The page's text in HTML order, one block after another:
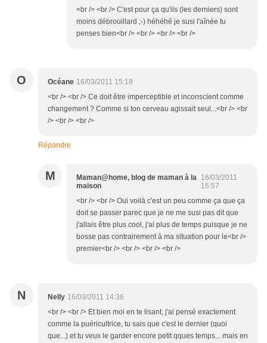
<br /> <br /> C'est pour ça qu'ils (les derniers) sont
moins débrouillard ;-) héhéhé je susi l'aînée tu
penses bien<br /> <br /> <br /> <br />
O Océane 16/03/2011 15:18
<br /> <br /> Ce doit être imperceptible et inconscient comme
changement ? Comme si ton cerveau agissait seul...<br /> <br
/> <br /> <br />
Répondre
M
Maman@home, blog de maman à la
maison
16/03/2011
16:57
<br /> <br /> Oui voilà c'est un peu comme ça que ça
doit se passer parec que je ne me susi pas dit que
j'allais être plus cool, j'ai plus de temps puisque je ne
bosse pas contrairement à ma situation pour le<br />
premier<br /> <br /> <br /> <br />
N Nelly 16/03/2011 14:36
<br /> <br /> Et bien moi en te lisant, j'ai pensé exactement
comme la puéricultrice, tu sais que c'est le dernier (quoi
que...) et tu veux le garder encore petit qques temps... mais en